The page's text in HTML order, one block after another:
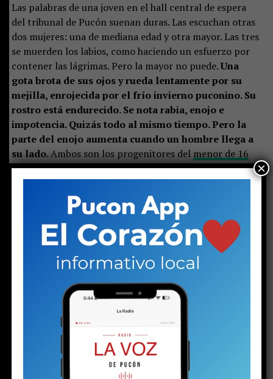
Las palabras de una joven en el hall central de espera
del tribunal de Pucón suenan duras. Las escuchan otras
dos mujeres: una de mediana edad y otra mayor. Las tres
se muerden los labios, como haciendo un esfuerzo por
contener las lágrimas. Pero la mayor no puede.Una
gota brota de sus ojos y rueda lentamente por su
mejilla, enrojecida por el frío invierno puconino. Su
rostro está endurecido. Se nota rabia, enojo e
impotencia. Quizás todo al mismo tiempo. Pero la
parte del enojo aumenta cuando un hombre llega a
su lado.Ambos son los progenitores del menor de 16
años detenido el martescon un arma y drogas, en el
contexto de la investigación por lariña escolar
viralizada hace algunas semanas. La audiencia de control
de detención en el juzgado de calle Arauco ya había
terminado. El padre llegó tarde. Al parecer, una vez más.
Pero en la justicia hay poco espacio para las emociones.
Minutos antes de esa escena, el joven, con cara de
niño, se presentó ante la jueza del Juzgado de
Garantía de Pucón. Con las esposas en sus muñecas,
×